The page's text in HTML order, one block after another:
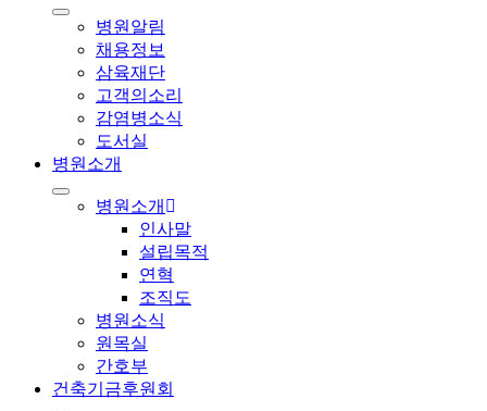
병원알림
채용정보
삼육재단
고객의소리
감염병소식
도서실
병원소개
병원소개
인사말
설립목적
연혁
조직도
병원소식
원목실
간호부
건축기금후원회